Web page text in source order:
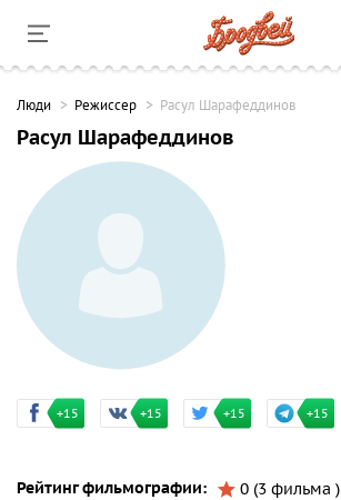
Люди Режиссер Расул Шарафеддинов
Расул Шарафеддинов
+15 +15 +15 +15
Рейтинг фильмографии: 0 (3 фильма )